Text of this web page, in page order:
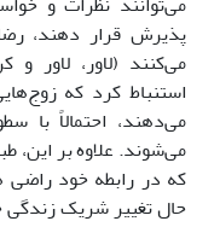
پذیرش قرار دهند،
می‌کنند (لاور، لاور و
استنباط کرد که
می‌دهند، احتمالاً با
می‌شوند. علاوه بر این،
که در رابطه خود راضی
حال تغییر شریک زندگی